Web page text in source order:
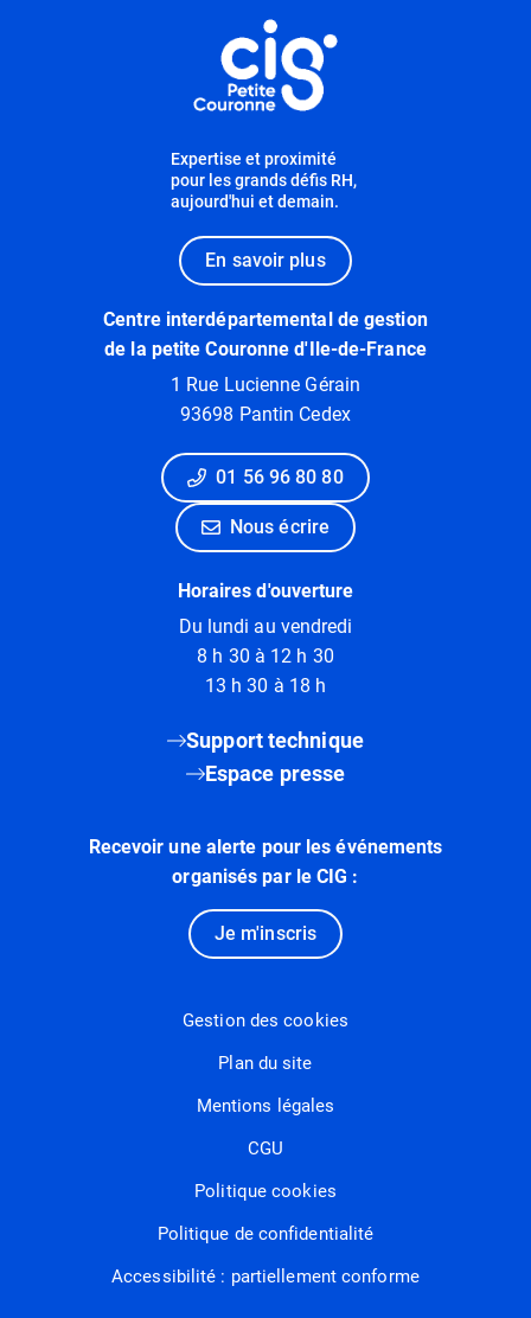
Expertise et proximité
pour les grands défis RH,
aujourd'hui et demain.
En savoir plus
Centre interdépartemental de gestion
de la petite Couronne d'Ile-de-France
1 Rue Lucienne Gérain
93698 Pantin Cedex
01 56 96 80 80
Nous écrire
Horaires d'ouverture
Du lundi au vendredi
8 h 30 à 12 h 30
13 h 30 à 18 h
Support technique
Espace presse
Recevoir une alerte pour les événements
organisés par le CIG :
Je m'inscris
Gestion des cookies
Plan du site
Mentions légales
CGU
Politique cookies
Politique de confidentialité
Accessibilité : partiellement conforme